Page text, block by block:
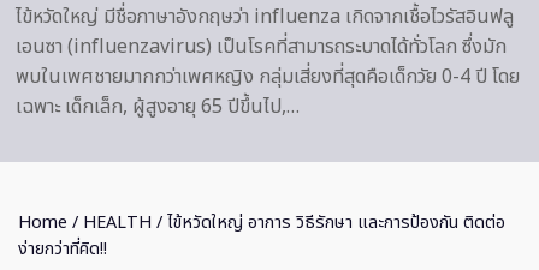
ไข้หวัดใหญ่ มีชื่อภาษาอังกฤษว่า influenza เกิดจากเชื้อไวรัสอินฟลู
เอนซา (influenzavirus) เป็นโรคที่สามารถระบาดได้ทั่วโลก ซึ่งมัก
พบในเพศชายมากกว่าเพศหญิง กลุ่มเสี่ยงที่สุดคือเด็กวัย 0-4 ปี โดย
เฉพาะ เด็กเล็ก, ผู้สูงอายุ 65 ปีขึ้นไป,…
Home / HEALTH / ไข้หวัดใหญ่ อาการ วิธีรักษา และการป้องกัน ติดต่อ
ง่ายกว่าที่คิด!!